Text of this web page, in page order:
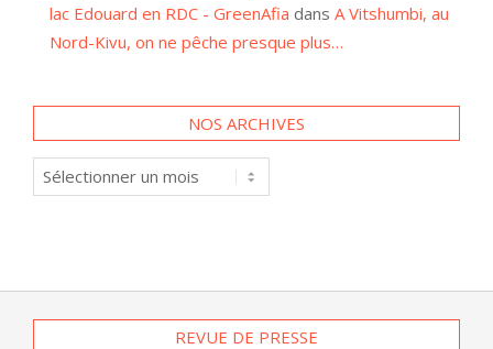
lac Edouard en RDC - GreenAfia dans A Vitshumbi, au
Nord-Kivu, on ne pêche presque plus…
NOS ARCHIVES
Nos
archives
REVUE DE PRESSE